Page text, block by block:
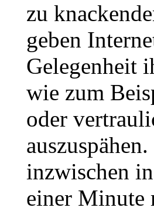
zu
geben
Gelegenheit
wie zum
oder
auszuspähen.
inzwischen
einer Minute